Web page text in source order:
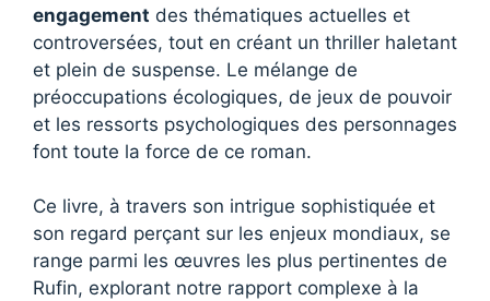
engagement des thématiques actuelles et
controversées, tout en créant un thriller haletant
et plein de suspense. Le mélange de
préoccupations écologiques, de jeux de pouvoir
et les ressorts psychologiques des personnages
font toute la force de ce roman.
Ce livre, à travers son intrigue sophistiquée et
son regard perçant sur les enjeux mondiaux, se
range parmi les œuvres les plus pertinentes de
Rufin, explorant notre rapport complexe à la